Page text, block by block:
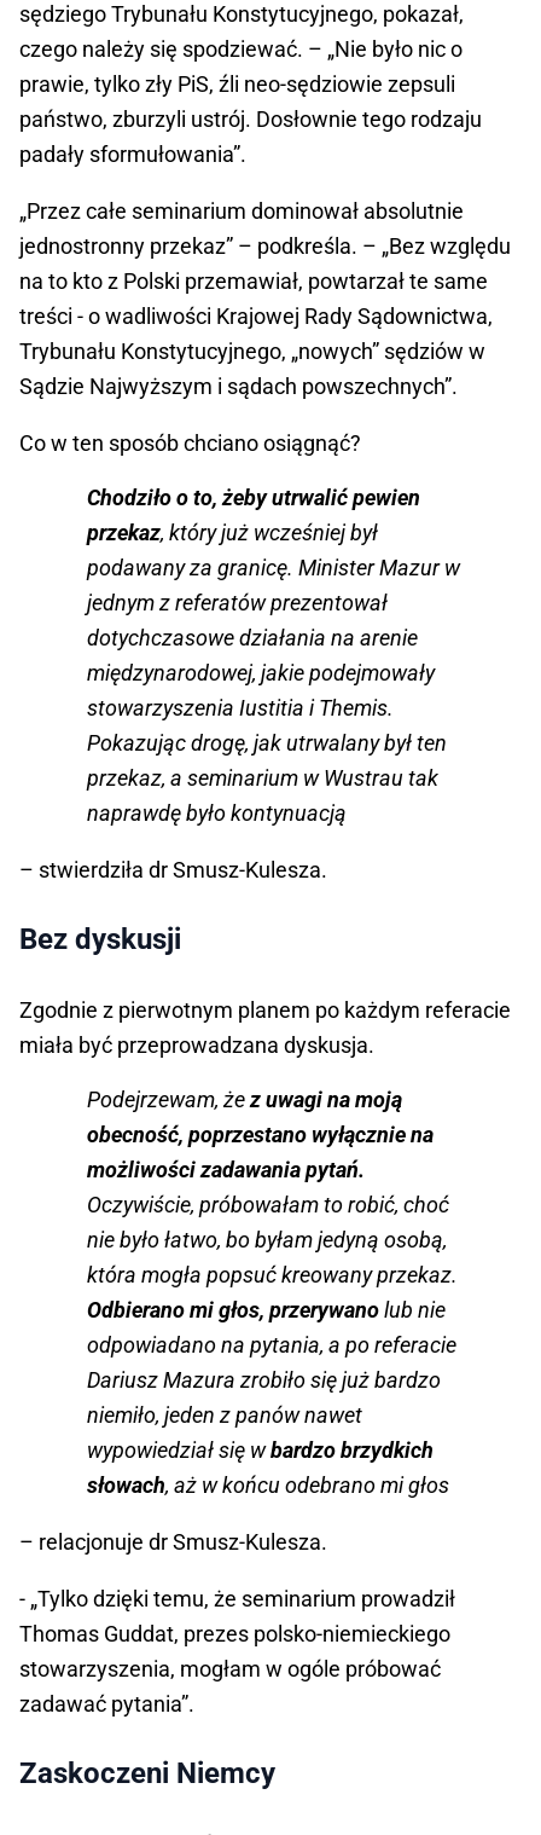
sędziego Trybunału Konstytucyjnego, pokazał,
czego należy się spodziewać. – „Nie było nic o
prawie, tylko zły PiS, źli neo-sędziowie zepsuli
państwo, zburzyli ustrój. Dosłownie tego rodzaju
padały sformułowania”.
„Przez całe seminarium dominował absolutnie
jednostronny przekaz” – podkreśla. – „Bez względu
na to kto z Polski przemawiał, powtarzał te same
treści - o wadliwości Krajowej Rady Sądownictwa,
Trybunału Konstytucyjnego, „nowych” sędziów w
Sądzie Najwyższym i sądach powszechnych”.
Co w ten sposób chciano osiągnąć?
Chodziło o to, żeby utrwalić pewien
przekaz, który już wcześniej był
podawany za granicę. Minister Mazur w
jednym z referatów prezentował
dotychczasowe działania na arenie
międzynarodowej, jakie podejmowały
stowarzyszenia Iustitia i Themis.
Pokazując drogę, jak utrwalany był ten
przekaz, a seminarium w Wustrau tak
naprawdę było kontynuacją
– stwierdziła dr Smusz-Kulesza.
Bez dyskusji
Zgodnie z pierwotnym planem po każdym referacie
miała być przeprowadzana dyskusja.
Podejrzewam, żez uwagi na moją
obecność, poprzestano wyłącznie na
możliwości zadawania pytań.
Oczywiście, próbowałam to robić, choć
nie było łatwo, bo byłam jedyną osobą,
która mogła popsuć kreowany przekaz.
Odbierano mi głos, przerywanolub nie
odpowiadano na pytania, a po referacie
Dariusz Mazura zrobiło się już bardzo
niemiło, jeden z panów nawet
wypowiedział się wbardzo brzydkich
słowach, aż w końcu odebrano mi głos
– relacjonuje dr Smusz-Kulesza.
- „Tylko dzięki temu, że seminarium prowadził
Thomas Guddat, prezes polsko-niemieckiego
stowarzyszenia, mogłam w ogóle próbować
zadawać pytania”.
Zaskoczeni Niemcy